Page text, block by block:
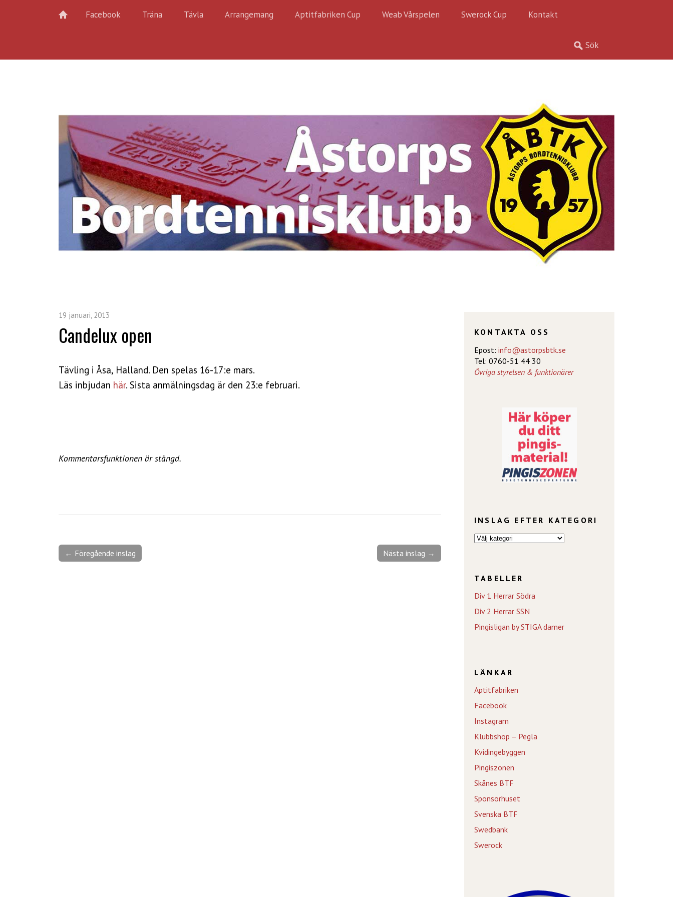
Facebook Träna Tävla Arrangemang Aptitfabriken Cup Weab Vårspelen Swerock Cup Kontakt
19 januari, 2013
Candelux open
Tävling i Åsa, Halland. Den spelas 16-17:e mars.
Läs inbjudan här. Sista anmälningsdag är den 23:e februari.
Kommentarsfunktionen är stängd.
Nästa inslag →
← Föregående inslag
KONTAKTA OSS
Epost: info@astorpsbtk.se
Tel: 0760-51 44 30
Övriga styrelsen & funktionärer
INSLAG EFTER KATEGORI
TABELLER
Div 1 Herrar Södra
Div 2 Herrar SSN
Pingisligan by STIGA damer
LÄNKAR
Aptitfabriken
Facebook
Instagram
Klubbshop – Pegla
Kvidingebyggen
Pingiszonen
Skånes BTF
Sponsorhuset
Svenska BTF
Swedbank
Swerock